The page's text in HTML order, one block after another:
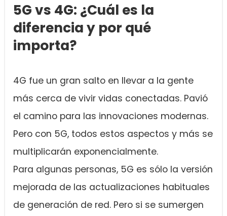
5G vs 4G: ¿Cuál es la
diferencia y por qué
importa?
4G fue un gran salto en llevar a la gente
más cerca de vivir vidas conectadas. Pavió
el camino para las innovaciones modernas.
Pero con 5G, todos estos aspectos y más se
multiplicarán exponencialmente.
Para algunas personas, 5G es sólo la versión
mejorada de las actualizaciones habituales
de generación de red. Pero si se sumergen